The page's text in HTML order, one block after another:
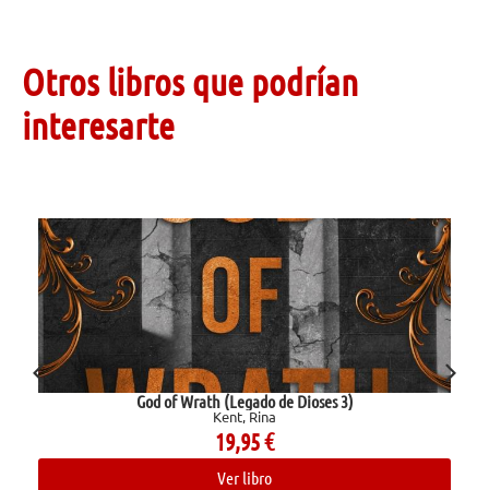
Otros libros que podrían
interesarte
God of Wrath (Legado de Dioses 3)
Kent, Rina
19,95€
Ver libro